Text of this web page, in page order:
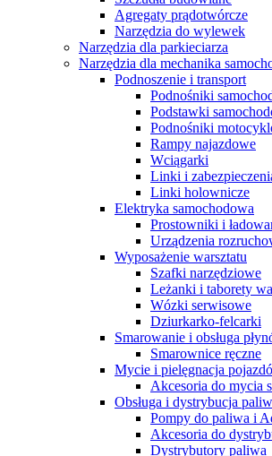
Agregaty prądotwórcze
Narzędzia do wylewek
Narzędzia dla parkieciarza
Narzędzia dla mechanika
Podnoszenie i transport
Podnośniki
Podstawki
Podnośniki
Rampy najazdowe
Wciągarki
Linki i
Linki holownicze
Elektryka samochodowa
Prostowniki i
Urządzenia
Wyposażenie warsztatu
Szafki narzędziowe
Leżanki i taborety
Wózki serwisowe
Dziurkarko-felcarki
Smarowanie i obsługa
Smarownice ręczne
Mycie i pielęgnacja
Akcesoria do mycia
Obsługa i dystrybucja paliw
Pompy do paliwa i
Akcesoria do
Dystrybutory paliwa